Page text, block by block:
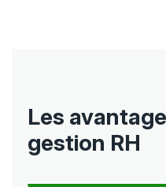
Les
gestion RH